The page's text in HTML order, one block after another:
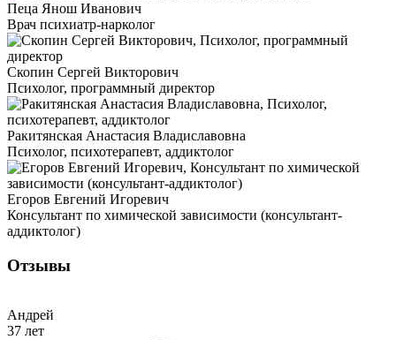
Пеца Янош Иванович
Врач психиатр-нарколог
Скопин Сергей Викторович
Психолог, программный директор
Ракитянская Анастасия Владиславовна
Психолог, психотерапевт, аддиктолог
Егоров Евгений Игоревич
Консультант по химической зависимости (консультант-
аддиктолог)
Отзывы
Андрей
37 лет